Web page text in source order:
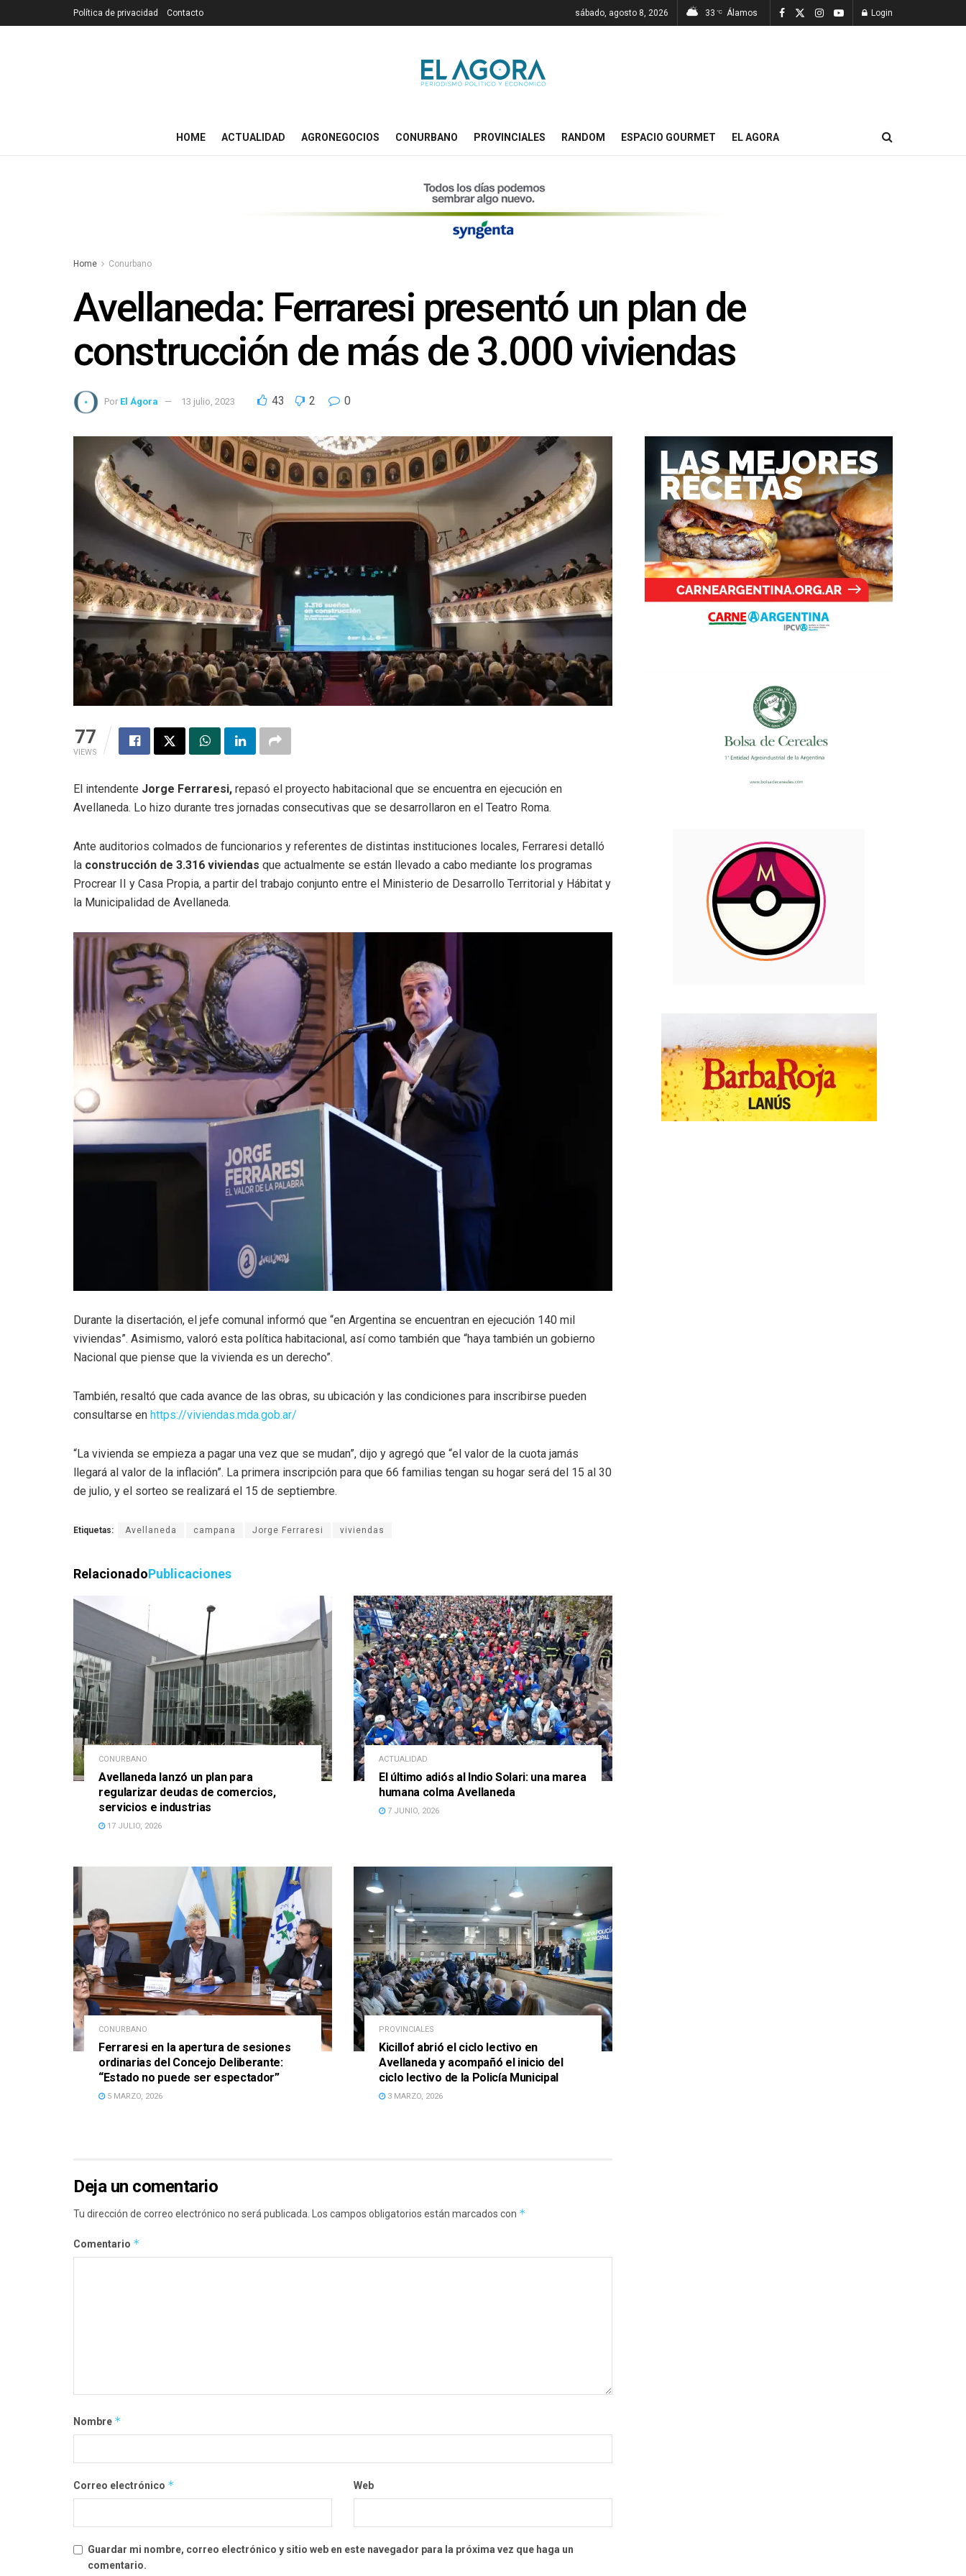
Política de privacidad Contacto sábado, agosto 8, 2026 33 °C Álamos Login
HOME ACTUALIDAD AGRONEGOCIOS CONURBANO PROVINCIALES RANDOM ESPACIO GOURMET EL AGORA
Home Conurbano
Avellaneda: Ferraresi presentó un plan de
construcción de más de 3.000 viviendas
Por El Ágora 13 julio, 2023 43 2 0
77
VIEWS
El intendente Jorge Ferraresi, repasó el proyecto habitacional que se encuentra en ejecución en
Avellaneda. Lo hizo durante tres jornadas consecutivas que se desarrollaron en el Teatro Roma.
Ante auditorios colmados de funcionarios y referentes de distintas instituciones locales, Ferraresi detalló
la construcción de 3.316 viviendas que actualmente se están llevado a cabo mediante los programas
Procrear II y Casa Propia, a partir del trabajo conjunto entre el Ministerio de Desarrollo Territorial y Hábitat y
la Municipalidad de Avellaneda.
Durante la disertación, el jefe comunal informó que “en Argentina se encuentran en ejecución 140 mil
viviendas”. Asimismo, valoró esta política habitacional, así como también que “haya también un gobierno
Nacional que piense que la vivienda es un derecho”.
También, resaltó que cada avance de las obras, su ubicación y las condiciones para inscribirse pueden
consultarse en https://viviendas.mda.gob.ar/
“La vivienda se empieza a pagar una vez que se mudan”, dijo y agregó que “el valor de la cuota jamás
llegará al valor de la inflación”. La primera inscripción para que 66 familias tengan su hogar será del 15 al 30
de julio, y el sorteo se realizará el 15 de septiembre.
Etiquetas: Avellaneda campana Jorge Ferraresi viviendas
RelacionadoPublicaciones
CONURBANO
Avellaneda lanzó un plan para
regularizar deudas de comercios,
servicios e industrias
17 JULIO, 2026
ACTUALIDAD
El último adiós al Indio Solari: una marea
humana colma Avellaneda
7 JUNIO, 2026
CONURBANO
Ferraresi en la apertura de sesiones
ordinarias del Concejo Deliberante:
“Estado no puede ser espectador”
5 MARZO, 2026
PROVINCIALES
Kicillof abrió el ciclo lectivo en
Avellaneda y acompañó el inicio del
ciclo lectivo de la Policía Municipal
3 MARZO, 2026
Deja un comentario
Tu dirección de correo electrónico no será publicada. Los campos obligatorios están marcados con *
Comentario *
Nombre *
Correo electrónico * Web
Guardar mi nombre, correo electrónico y sitio web en este navegador para la próxima vez que haga un
comentario.